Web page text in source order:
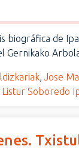
biográfica de
Gernikako
,Jose
Listur Soboredo